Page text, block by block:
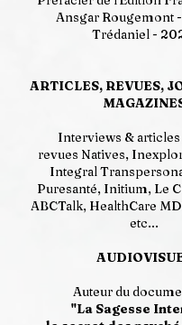
Ansgar Rougemont
Trédaniel -
ARTICLES, REVUES,
Interviews &
revues Natives,
Integral
Puresanté, Initium, Le
ABCTalk, HealthCare
etc...
Auteur du
"La Sagesse